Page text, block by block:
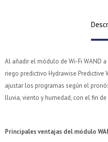
Al añadir el módulo de Wi-Fi WAND
riego predictivo Hydrawise
ajustar los programas según el
lluvia, viento y humedad, con el fin
Principales ventajas del módulo